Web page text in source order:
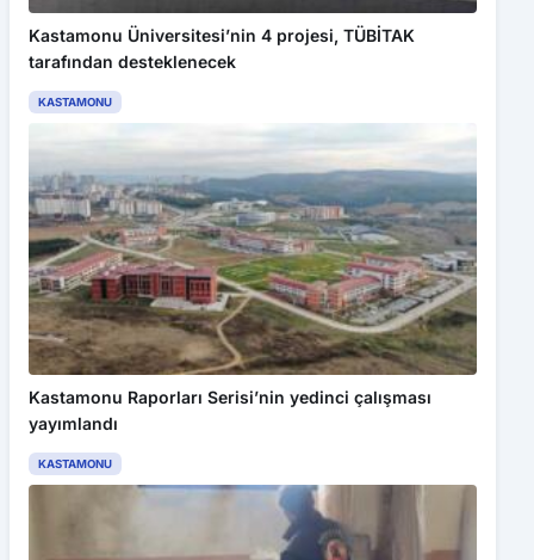
Kastamonu Üniversitesi’nin 4 projesi, TÜBİTAK
tarafından desteklenecek
KASTAMONU
Kastamonu Raporları Serisi’nin yedinci çalışması
yayımlandı
KASTAMONU